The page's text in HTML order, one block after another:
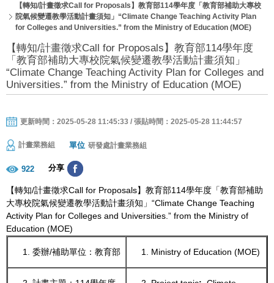
【轉知/計畫徵求Call for Proposals】教育部114學年度「教育部補助大專校
院氣候變遷教學活動計畫須知」“Climate Change Teaching Activity Plan
for Colleges and Universities.” from the Ministry of Education (MOE)
【轉知/計畫徵求Call for Proposals】教育部114學年度
「教育部補助大專校院氣候變遷教學活動計畫須知」
“Climate Change Teaching Activity Plan for Colleges and
Universities.” from the Ministry of Education (MOE)
更新時間：2025-05-28 11:45:33 / 張貼時間：2025-05-28 11:44:57
計畫業務組 單位 研發處計畫業務組
922 分享
【轉知/計畫徵求Call for Proposals】教育部114學年度「教育部補助
大專校院氣候變遷教學活動計畫須知」“Climate Change Teaching
Activity Plan for Colleges and Universities.” from the Ministry of
Education (MOE)
委辦/補助單位：教育部 Ministry of Education (MOE)